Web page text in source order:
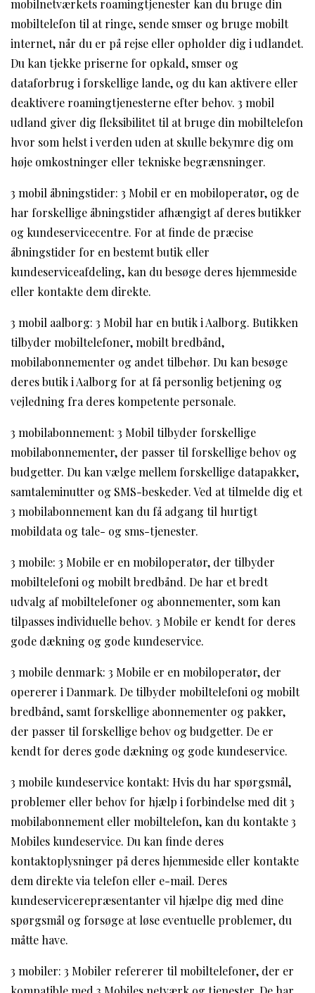
mobilnetværkets roamingtjenester kan du bruge din
mobiltelefon til at ringe, sende smser og bruge mobilt
internet, når du er på rejse eller opholder dig i udlandet.
Du kan tjekke priserne for opkald, smser og
dataforbrug i forskellige lande, og du kan aktivere eller
deaktivere roamingtjenesterne efter behov. 3 mobil
udland giver dig fleksibilitet til at bruge din mobiltelefon
hvor som helst i verden uden at skulle bekymre dig om
høje omkostninger eller tekniske begrænsninger.
3 mobil åbningstider: 3 Mobil er en mobiloperatør, og de
har forskellige åbningstider afhængigt af deres butikker
og kundeservicecentre. For at finde de præcise
åbningstider for en bestemt butik eller
kundeserviceafdeling, kan du besøge deres hjemmeside
eller kontakte dem direkte.
3 mobil aalborg: 3 Mobil har en butik i Aalborg. Butikken
tilbyder mobiltelefoner, mobilt bredbånd,
mobilabonnementer og andet tilbehør. Du kan besøge
deres butik i Aalborg for at få personlig betjening og
vejledning fra deres kompetente personale.
3 mobilabonnement: 3 Mobil tilbyder forskellige
mobilabonnementer, der passer til forskellige behov og
budgetter. Du kan vælge mellem forskellige datapakker,
samtaleminutter og SMS-beskeder. Ved at tilmelde dig et
3 mobilabonnement kan du få adgang til hurtigt
mobildata og tale- og sms-tjenester.
3 mobile: 3 Mobile er en mobiloperatør, der tilbyder
mobiltelefoni og mobilt bredbånd. De har et bredt
udvalg af mobiltelefoner og abonnementer, som kan
tilpasses individuelle behov. 3 Mobile er kendt for deres
gode dækning og gode kundeservice.
3 mobile denmark: 3 Mobile er en mobiloperatør, der
opererer i Danmark. De tilbyder mobiltelefoni og mobilt
bredbånd, samt forskellige abonnementer og pakker,
der passer til forskellige behov og budgetter. De er
kendt for deres gode dækning og gode kundeservice.
3 mobile kundeservice kontakt: Hvis du har spørgsmål,
problemer eller behov for hjælp i forbindelse med dit 3
mobilabonnement eller mobiltelefon, kan du kontakte 3
Mobiles kundeservice. Du kan finde deres
kontaktoplysninger på deres hjemmeside eller kontakte
dem direkte via telefon eller e-mail. Deres
kundeservicerepræsentanter vil hjælpe dig med dine
spørgsmål og forsøge at løse eventuelle problemer, du
måtte have.
3 mobiler: 3 Mobiler refererer til mobiltelefoner, der er